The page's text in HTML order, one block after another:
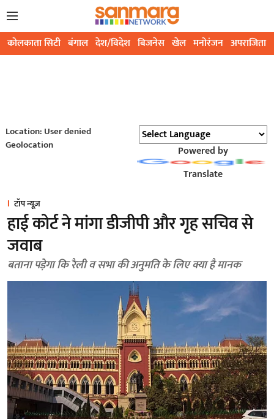
कोलकाता सिटी बंगाल देश/विदेश बिजनेस खेल मनोरंजन अपराजिता
Location: User denied
Geolocation
Powered by
Translate
टॉप न्यूज़
हाई कोर्ट ने मांगा डीजीपी और गृह सचिव से
जवाब
बताना पड़ेगा कि रैली व सभा की अनुमति के लिए क्या है मानक